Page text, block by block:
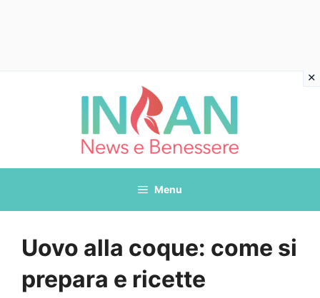
Menu
Uovo alla coque: come si
prepara e ricette